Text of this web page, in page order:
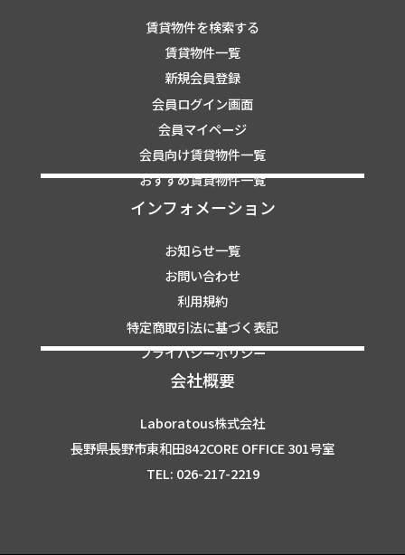
賃貸物件を検索する
賃貸物件一覧
新規会員登録
会員ログイン画面
会員マイページ
会員向け賃貸物件一覧
おすすめ賃貸物件一覧
インフォメーション
お知らせ一覧
お問い合わせ
利用規約
特定商取引法に基づく表記
プライバシーポリシー
会社概要
Laboratous株式会社
長野県長野市東和田842CORE OFFICE 301号室
TEL: 026-217-2219